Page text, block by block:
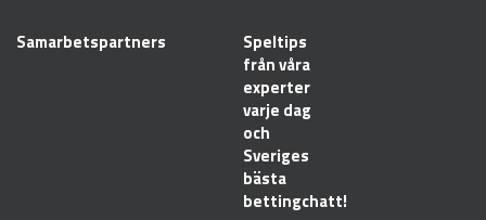
Samarbetspartners
Speltips
från våra
experter
varje dag
och
Sveriges
bästa
bettingchatt!